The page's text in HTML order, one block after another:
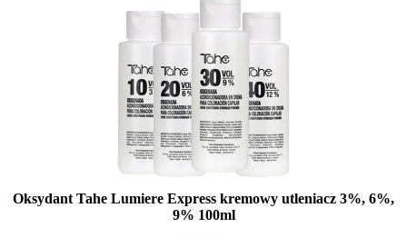
Oksydant Tahe Lumiere Express kremowy utleniacz 3%, 6%,
9% 100ml